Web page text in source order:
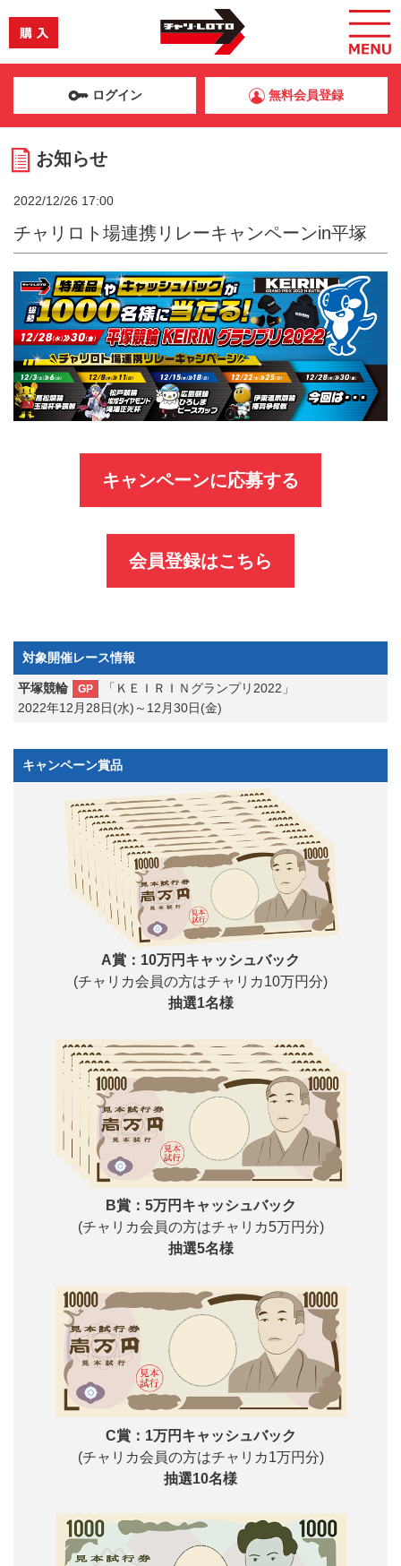
ログイン 無料会員登録
お知らせ
2022/12/26 17:00
チャリロト場連携リレーキャンペーンin平塚
キャンペーンに応募する
会員登録はこちら
対象開催レース情報
平塚競輪 GP
「ＫＥＩＲＩＮグランプリ2022」
2022年12月28日(水)～12月30日(金)
キャンペーン賞品
A賞：10万円キャッシュバック
(チャリカ会員の方はチャリカ10万円分)
抽選1名様
B賞：5万円キャッシュバック
(チャリカ会員の方はチャリカ5万円分)
抽選5名様
C賞：1万円キャッシュバック
(チャリカ会員の方はチャリカ1万円分)
抽選10名様